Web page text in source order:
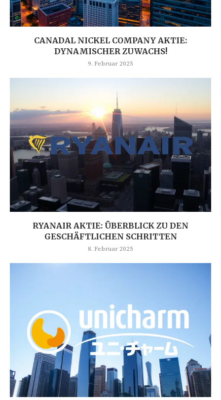
CANADAL NICKEL COMPANY AKTIE:
DYNAMISCHER ZUWACHS!
9. Februar 2025
RYANAIR AKTIE: ÜBERBLICK ZU DEN
GESCHÄFTLICHEN SCHRITTEN
8. Februar 2025